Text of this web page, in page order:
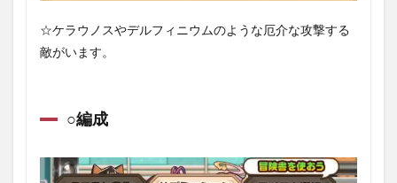
☆ケラウノスやデルフィニウムのような厄介な攻撃する
敵がいます。
○編成